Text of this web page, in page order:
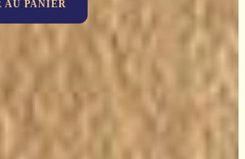
AU PANIER